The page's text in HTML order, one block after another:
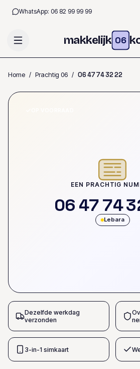
WhatsApp: 06 82 99 99 99
makkelijk 06
Home / Prachtig 06 / 0647743222
EEN PRACHTIG
06 47743
Lebara
Dezelfde werkdag
verzonden
3-in-1 simkaart